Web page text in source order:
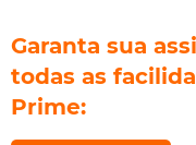
Garanta sua
todas as
Prime: